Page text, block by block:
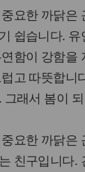
요한 까닭은
쉽습니다.
함이 강함을
고 따뜻합니
그래서 봄이
요한 까닭은
친구입니다.